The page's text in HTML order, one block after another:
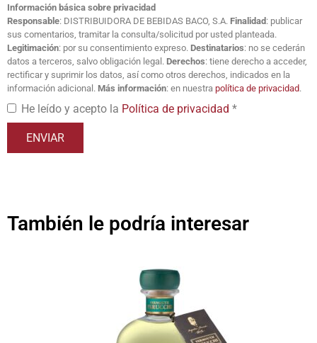
Información básica sobre privacidad
Responsable: DISTRIBUIDORA DE BEBIDAS BACO, S.A. Finalidad : publicar
sus comentarios, tramitar la consulta/solicitud por usted planteada.
Legitimación: por su consentimiento expreso. Destinatarios: no se cederán
datos a terceros, salvo obligación legal. Derechos: tiene derecho a acceder,
rectificar y suprimir los datos, así como otros derechos, indicados en la
información adicional. Más información: en nuestra política de privacidad.
He leído y acepto la Política de privacidad *
También le podría interesar